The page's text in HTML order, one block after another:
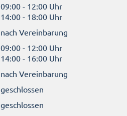
09:00 - 12:00 Uhr
14:00 - 18:00 Uhr
nach Vereinbarung
09:00 - 12:00 Uhr
14:00 - 16:00 Uhr
nach Vereinbarung
geschlossen
geschlossen